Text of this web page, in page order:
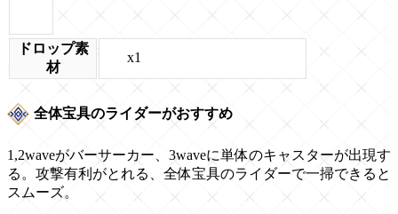
ドロップ素
材
x1
全体宝具のライダーがおすすめ
1,2waveがバーサーカー、3waveに単体のキャスターが出現す
る。攻撃有利がとれる、全体宝具のライダーで一掃できると
スムーズ。